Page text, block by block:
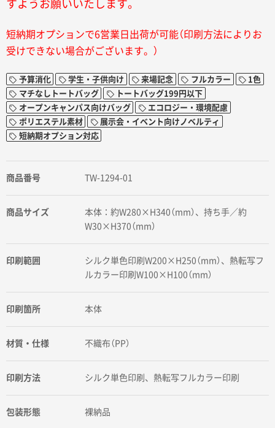
すようお願いいたします。
短納期オプションで6営業日出荷が可能（印刷方法によりお
受けできない場合がございます。）
予算消化 学生・子供向け 来場記念 フルカラー
1色
マチなしトートバッグ
トートバッグ199円以下
オープンキャンパス向けバッグ
エコロジー・環境配慮
ポリエステル素材
展示会・イベント向けノベルティ
短納期オプション対応
商品番号 TW-1294-01
商品サイズ
本体：約W280×H340（mm）、持ち手／約
W30×H370（mm）
印刷範囲
シルク単色印刷W200×H250（mm）、熱転写フ
ルカラー印刷W100×H100（mm）
印刷箇所 本体
材質・仕様 不織布（PP）
印刷方法 シルク単色印刷、熱転写フルカラー印刷
包装形態 裸納品